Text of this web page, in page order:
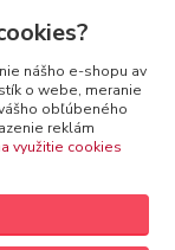
nášho e-shopu av
o webe, meranie
obľúbeného
reklám
využitie cookies